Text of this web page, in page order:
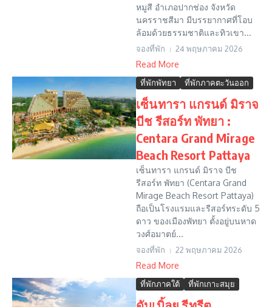
หมูสี อำเภอปากช่อง จังหวัด
นครราชสีมา มีบรรยากาศที่โอบ
ล้อมด้วยธรรมชาติและทิวเขา...
จองที่พัก 24 พฤษภาคม 2026
Read More
ที่พักพัทยา ที่พักภาคตะวันออก
เซ็นทารา แกรนด์ มิราจ
บีช รีสอร์ท พัทยา :
Centara Grand Mirage
Beach Resort Pattaya
เซ็นทารา แกรนด์ มิราจ บีช
รีสอร์ท พัทยา (Centara Grand
Mirage Beach Resort Pattaya)
ถือเป็นโรงแรมและรีสอร์ทระดับ 5
ดาว ของเมืองพัทยา ตั้งอยู่บนหาด
วงศ์อมาตย์...
จองที่พัก 22 พฤษภาคม 2026
Read More
ที่พักภาคใต้ ที่พักเกาะสมุย